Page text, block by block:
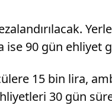
90 gün ehliyet
15 bin lira,
30 gün